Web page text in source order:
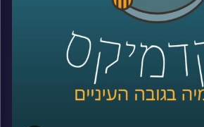
חדשות כדי להבין מה קורה, יש אנשים
כדי לראות “מה הסיכויים” ועל
לפלטפורמות האלה יותר מלסקרים